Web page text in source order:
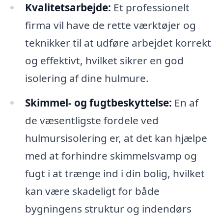
Kvalitetsarbejde: Et professionelt
firma vil have de rette værktøjer og
teknikker til at udføre arbejdet korrekt
og effektivt, hvilket sikrer en god
isolering af dine hulmure.
Skimmel- og fugtbeskyttelse: En af
de væsentligste fordele ved
hulmursisolering er, at det kan hjælpe
med at forhindre skimmelsvamp og
fugt i at trænge ind i din bolig, hvilket
kan være skadeligt for både
bygningens struktur og indendørs